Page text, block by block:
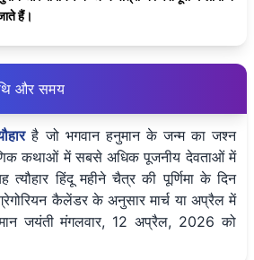
हैं।
और समय
है जो भगवान हनुमान के जन्म का जश्न
कथाओं में सबसे अधिक पूजनीय देवताओं में
हिंदू महीने चैत्र की पूर्णिमा के दिन
कैलेंडर के अनुसार मार्च या अप्रैल में
जयंती मंगलवार, 12 अप्रैल, 2026 को